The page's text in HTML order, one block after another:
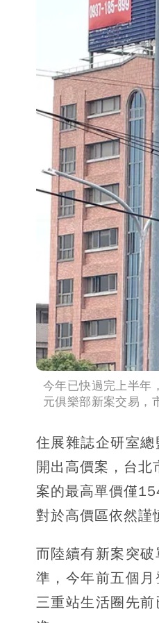
今年已快過完上半年
元俱樂部新案交易，
住展雜誌企研室
開出高價案，台
案的最高單價僅
對於高價區依然謹
而陸續有新案突
準，今年前五個
三重站生活圈先